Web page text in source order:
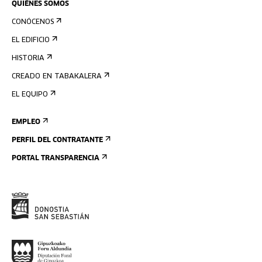
QUIÉNES SOMOS
CONÓCENOS
EL EDIFICIO
HISTORIA
CREADO EN TABAKALERA
EL EQUIPO
EMPLEO
PERFIL DEL CONTRATANTE
PORTAL TRANSPARENCIA